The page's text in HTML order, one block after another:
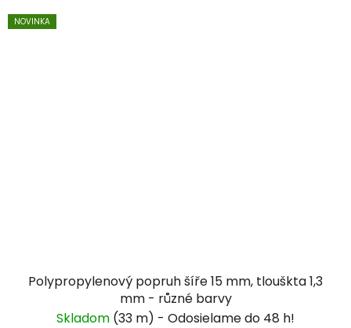
NOVINKA
Polypropylenový popruh šíře 15 mm, tlouškta 1,3
mm - různé barvy
Skladom (33 m)